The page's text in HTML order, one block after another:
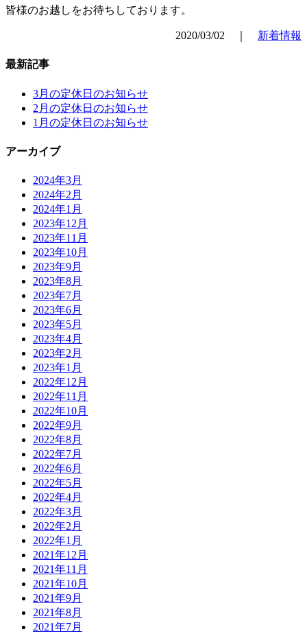
皆様のお越しをお待ちしております。
2020/03/02 ｜ 新着情報
最新記事
3月の定休日のお知らせ
2月の定休日のお知らせ
1月の定休日のお知らせ
アーカイブ
2024年3月
2024年2月
2024年1月
2023年12月
2023年11月
2023年10月
2023年9月
2023年8月
2023年7月
2023年6月
2023年5月
2023年4月
2023年2月
2023年1月
2022年12月
2022年11月
2022年10月
2022年9月
2022年8月
2022年7月
2022年6月
2022年5月
2022年4月
2022年3月
2022年2月
2022年1月
2021年12月
2021年11月
2021年10月
2021年9月
2021年8月
2021年7月